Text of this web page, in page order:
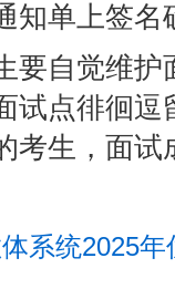
知单上签名
要自觉维
试点徘徊
考生，面试
系统2025